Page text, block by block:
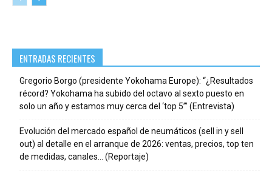
ENTRADAS RECIENTES
Gregorio Borgo (presidente Yokohama Europe): “¿Resultados
récord? Yokohama ha subido del octavo al sexto puesto en
solo un año y estamos muy cerca del ‘top 5’” (Entrevista)
Evolución del mercado español de neumáticos (sell in y sell
out) al detalle en el arranque de 2026: ventas, precios, top ten
de medidas, canales… (Reportaje)